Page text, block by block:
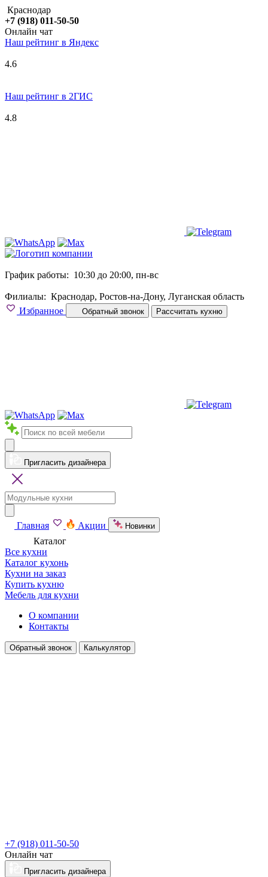
Краснодар
+7 (918) 011-50-50
Онлайн чат
Наш рейтинг в Яндекс
4.6
Наш рейтинг в 2ГИС
4.8
График работы: 10:30 до 20:00, пн-вс
Филиалы: Краснодар, Ростов-на-Дону, Луганская область
Избранное
Обратный звонок Рассчитать кухню
Пригласить дизайнера
Главная Акции Новинки
Каталог
Все кухни
Каталог кухонь
Кухни на заказ
Купить кухню
Мебель для кухни
О компании
Контакты
Обратный звонок Калькулятор
+7 (918) 011-50-50
Онлайн чат
Пригласить дизайнера